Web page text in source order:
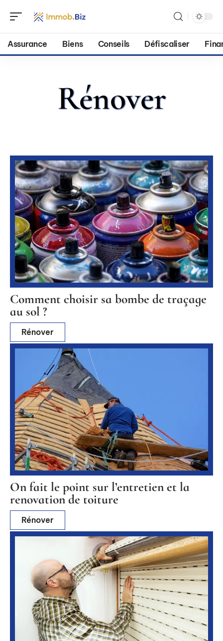
Assurance Biens Conseils Défiscaliser
Rénover
Comment choisir sa bombe de traçage
au sol ?
Rénover
On fait le point sur l’entretien et la
renovation de toiture
Rénover